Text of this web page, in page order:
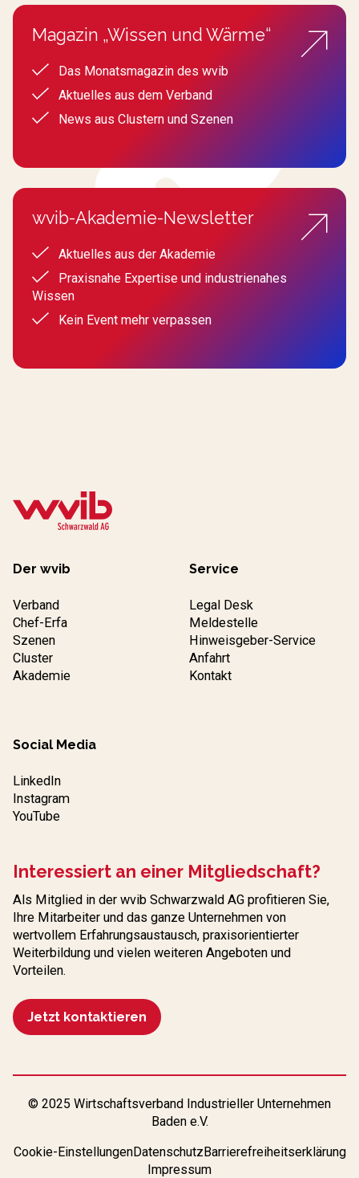
Magazin „Wissen und Wärme“
Das Monatsmagazin des wvib
Aktuelles aus dem Verband
News aus Clustern und Szenen
wvib-Akademie-Newsletter
Aktuelles aus der Akademie
Praxisnahe Expertise und industrienahes
Wissen
Kein Event mehr verpassen
Der wvib
Verband
Chef-Erfa
Szenen
Cluster
Akademie
Service
Legal Desk
Meldestelle
Hinweisgeber-Service
Anfahrt
Kontakt
Social Media
LinkedIn
Instagram
YouTube
Interessiert an einer Mitgliedschaft?
Als Mitglied in der wvib Schwarzwald AG profitieren Sie,
Ihre Mitarbeiter und das ganze Unternehmen von
wertvollem Erfahrungs­austausch, praxisorientierter
Weiterbildung und vielen weiteren Angeboten und
Vorteilen.
Jetzt kontaktieren
© 2025 Wirtschaftsverband Industrieller Unternehmen
Baden e.V.
Cookie-EinstellungenDatenschutz Barrierefreiheitserklärung
Impressum